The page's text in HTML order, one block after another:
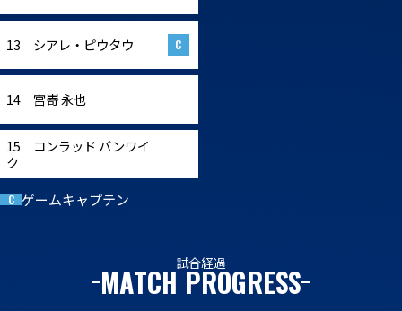
13 シアレ・ピウタウ
14 宮嵜 永也
15 コンラッド バンワイ
ク
C ゲームキャプテン
試合経過
MATCH PROGRESS